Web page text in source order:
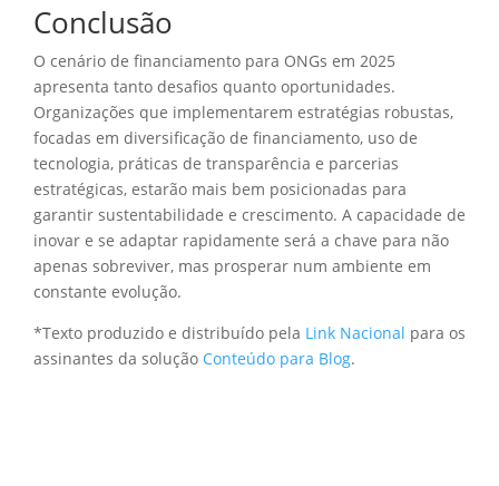
Conclusão
O cenário de financiamento para ONGs em 2025
apresenta tanto desafios quanto oportunidades.
Organizações que implementarem estratégias robustas,
focadas em diversificação de financiamento, uso de
tecnologia, práticas de transparência e parcerias
estratégicas, estarão mais bem posicionadas para
garantir sustentabilidade e crescimento. A capacidade de
inovar e se adaptar rapidamente será a chave para não
apenas sobreviver, mas prosperar num ambiente em
constante evolução.
*Texto produzido e distribuído pela Link Nacional para os
assinantes da solução Conteúdo para Blog.